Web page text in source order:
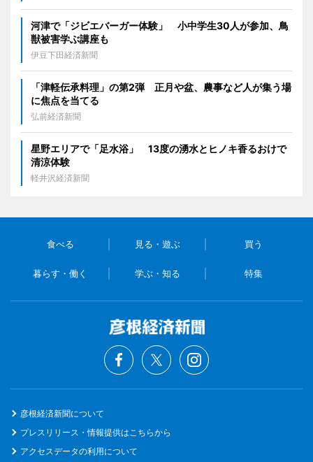
河津で「ジビエバーガー体験」 小中学生30人が参加、鳥
獣被害学ぶ講座も
伊豆下田経済新聞
「津軽伝承料理」の第2弾 正月や盆、農事など人が集う場
に焦点を当てる
弘前経済新聞
星野エリアで「足水浴」 13度の湧水とヒノキ香るおけで
清涼体験
軽井沢経済新聞
食べる 見る・遊ぶ 買う
暮らす・働く 学ぶ・知る 特集
彦根経済新聞について
プレスリリース・情報提供はこちらから
アクセスデータの利用について